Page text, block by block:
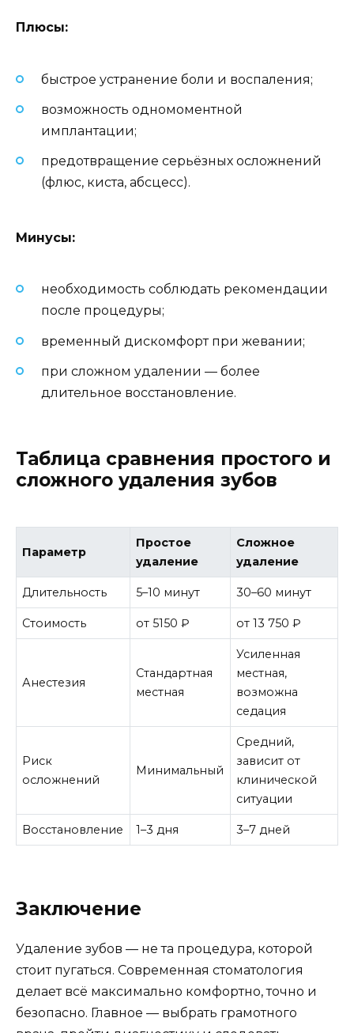
Плюсы:
быстрое устранение боли и воспаления;
возможность одномоментной
имплантации;
предотвращение серьёзных осложнений
(флюс, киста, абсцесс).
Минусы:
необходимость соблюдать рекомендации
после процедуры;
временный дискомфорт при жевании;
при сложном удалении — более
длительное восстановление.
Таблица сравнения простого и
сложного удаления зубов
Параметр
Простое
удаление
Сложное
удаление
Длительность 5–10 минут 30–60 минут
Стоимость от 5150 ₽ от 13 750 ₽
Анестезия
Стандартная
местная
Усиленная
местная,
возможна
седация
Риск
осложнений
Минимальный
Средний,
зависит от
клинической
ситуации
Восстановление 1–3 дня 3–7 дней
Заключение
Удаление зубов — не та процедура, которой
стоит пугаться. Современная стоматология
делает всё максимально комфортно, точно и
безопасно. Главное — выбрать грамотного